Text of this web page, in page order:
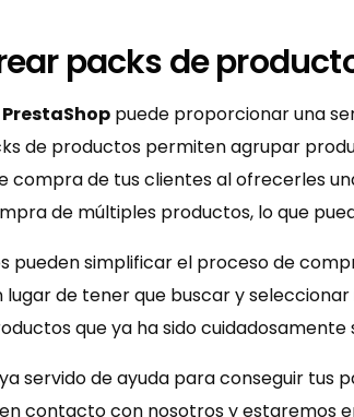
packs de
puede proporcionar una
de productos permiten agrupar
compra de tus clientes al ofrecerles
de múltiples productos, lo que
pueden simplificar el proceso de
lugar de tener que buscar y
que ya ha sido cuidadosamente
servido de ayuda para conseguir tus
contacto con nosotros y estaremos